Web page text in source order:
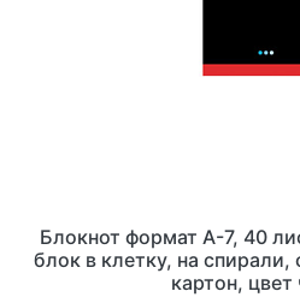
Блокнот формат А-7, 40
блок в клетку, на
картон,